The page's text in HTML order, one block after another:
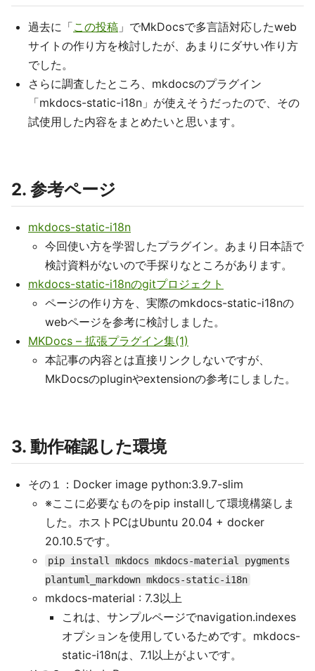
過去に「この投稿 」でMkDocsで多言語対応したweb
サイトの作り方を検討したが、あまりにダサい作り方
でした。
さらに調査したところ、mkdocsのプラグイン
「mkdocs-static-i18n」が使えそうだったので、その
試使用した内容をまとめたいと思います。
2. 参考ページ
mkdocs-static-i18n
今回使い方を学習したプラグイン。あまり日本語で
検討資料がないので手探りなところがあります。
mkdocs-static-i18nのgitプロジェクト
ページの作り方を、実際のmkdocs-static-i18nの
webページを参考に検討しました。
MKDocs – 拡張プラグイン集(1)
本記事の内容とは直接リンクしないですが、
MkDocsのpluginやextensionの参考にしました。
3. 動作確認した環境
その１：Docker image python:3.9.7-slim
※ここに必要なものをpip installして環境構築しま
した。ホストPCはUbuntu 20.04 + docker
20.10.5です。
pip install mkdocs mkdocs-material pygments
plantuml_markdown mkdocs-static-i18n
mkdocs-material : 7.3以上
これは、サンプルページでnavigation.indexes
オプションを使用しているためです。mkdocs-
static-i18nは、7.1以上がよいです。